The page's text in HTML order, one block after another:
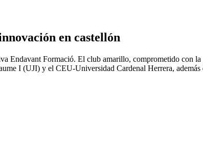
en castellón
Endavant Formació. El club amarillo, comprometido con
I (UJI) y el CEU-Universidad Cardenal Herrera,